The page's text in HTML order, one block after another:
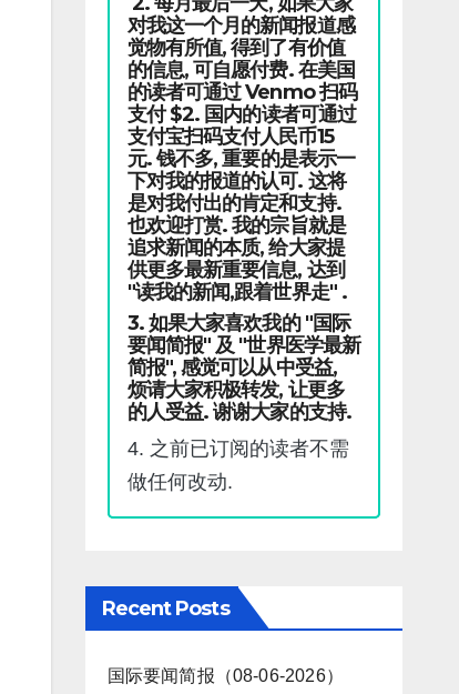
对我这一个月的新闻报道感
觉物有所值, 得到了有价值
的信息, 可自愿付费. 在美国
的读者可通过 Venmo 扫码
支付 $2. 国内的读者可通过
支付宝扫码支付人民币15
元. 钱不多, 重要的是表示一
下对我的报道的认可. 这将
是对我付出的肯定和支持.
也欢迎打赏. 我的宗旨就是
追求新闻的本质, 给大家提
供更多最新重要信息, 达到
"读我的新闻,跟着世界走" .
3. 如果大家喜欢我的 "国际
要闻简报" 及 "世界医学最新
简报", 感觉可以从中受益,
烦请大家积极转发, 让更多
的人受益. 谢谢大家的支持.
4. 之前已订阅的读者不需
做任何改动.
Recent Posts
国际要闻简报（08-06-2026）